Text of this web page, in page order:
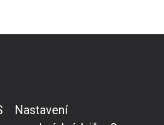
Nastavení